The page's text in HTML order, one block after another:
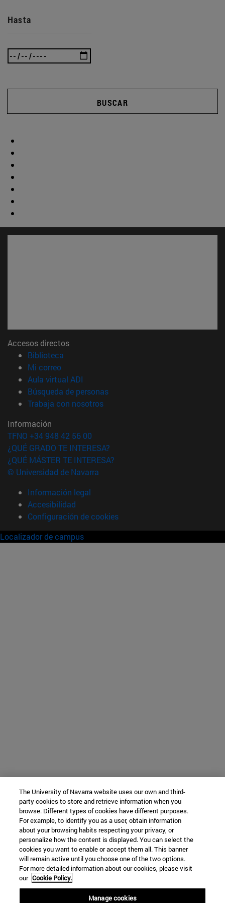
Hasta
BUSCAR
Accesos directos
Biblioteca
Mi correo(abre en nueva ventana)
Aula virtual ADI
Búsqueda de personas(abre en nueva ventana)
Trabaja con nosotros(abre en nueva ventana)
Información
TFNO +34 948 42 56 00
¿QUÉ GRADO TE INTERESA?
¿QUÉ MÁSTER TE INTERESA?
© Universidad de Navarra
Información legal
Accesibilidad
Configuración de cookies
Localizador de campus
The University of Navarra website uses our own and third-
party cookies to store and retrieve information when you
browse. Different types of cookies have different purposes.
For example, to identify you as a user, obtain information
about your browsing habits respecting your privacy, or
personalize how the content is displayed. You can select the
cookies you want to enable or accept them all. This banner
will remain active until you choose one of the two options.
For more detailed information about our cookies, please visit
our Cookie Policy.
Manage cookies